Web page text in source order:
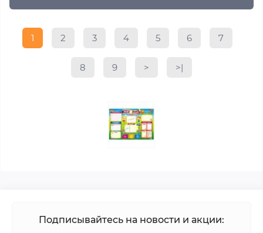
1 2 3 4 5 6 7
8 9 > >|
Подписывайтесь на новости и акции: